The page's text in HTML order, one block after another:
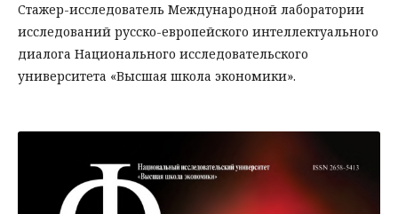
Cтажер-исследователь Международной лаборатории
исследований русско-европейского интеллектуального
диалога Национального исследовательского
университета «Высшая школа экономики».